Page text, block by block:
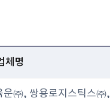
체명
㈜, 쌍용로지스틱스㈜,